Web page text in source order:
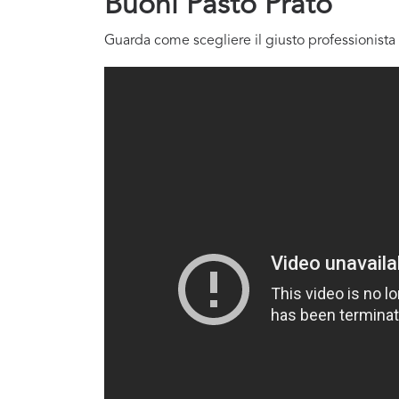
Buoni Pasto Prato
Guarda come scegliere il giusto professionista